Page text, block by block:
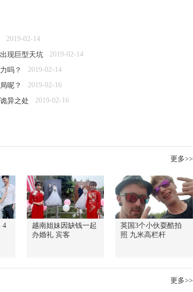
2019-02-14
现巨型天坑 2019-02-14
吗？ 2019-02-14
呢？ 2019-02-16
异之处 2019-02-16
更多>>
4
越南姐妹因缺钱一起
办婚礼 宾客
英国3个小伙耍酷拍
照 九米高栏杆
更多>>